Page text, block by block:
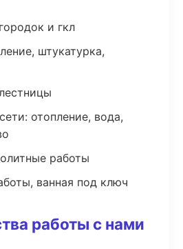
и гкл
штукатурка,
отопление, вода,
работы
ванная под ключ
работы с нами